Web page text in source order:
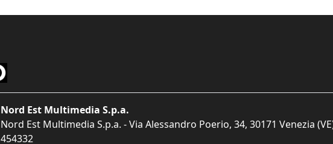
Nord Est Multimedia S.p.a.
Nord Est Multimedia S.p.a. - Via Alessandro Poerio, 34, 30171 Venezia
454332